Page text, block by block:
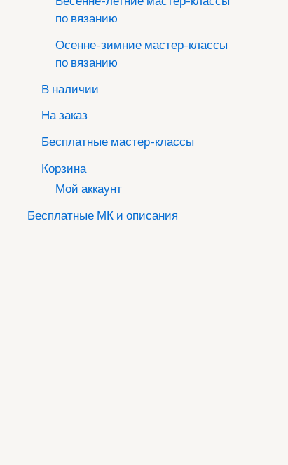
по вязанию
Осенне-зимние мастер-классы
по вязанию
В наличии
На заказ
Бесплатные мастер-классы
Корзина
Мой аккаунт
Бесплатные МК и описания